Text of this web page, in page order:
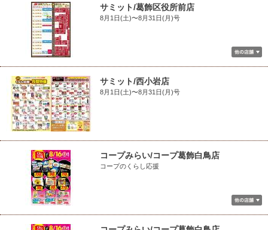
サミット/葛飾区役所前店
8月1日(土)〜8月31日(月)号
サミット/西小岩店
8月1日(土)〜8月31日(月)号
コープみらい/コープ葛飾白鳥店
コープのくらし応援